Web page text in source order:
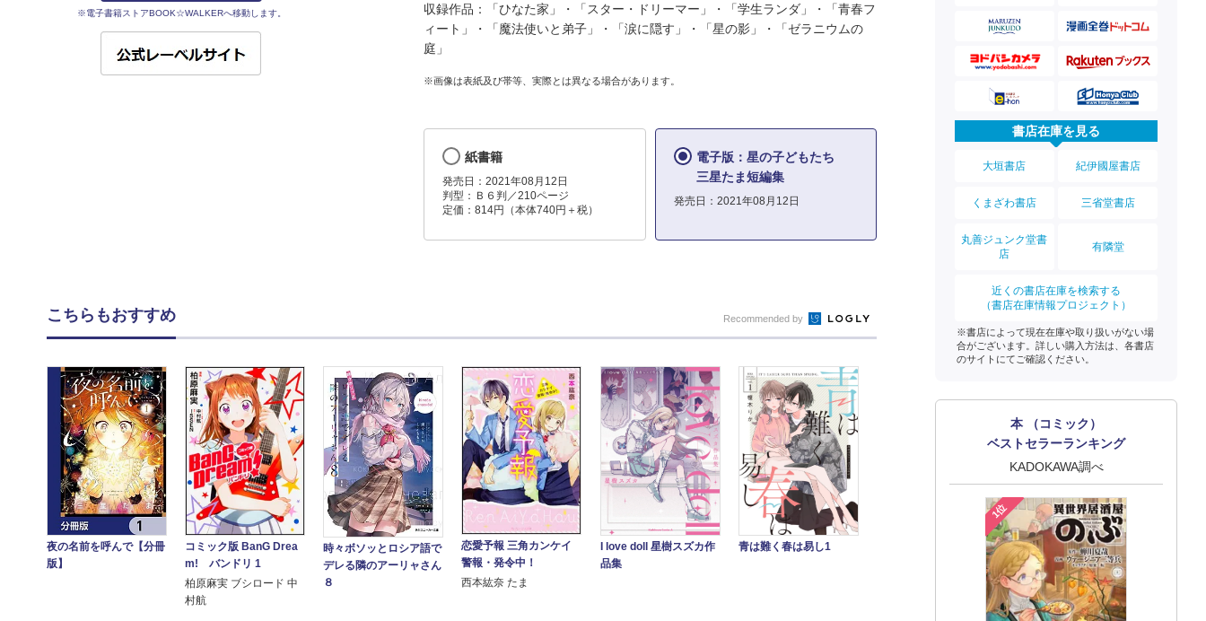
※電子書籍ストアBOOK☆WALKERへ移動します。
収録作品：「ひなた家」・「スター・ドリーマー」・「学生ランダ」・「青春フ
ィート」・「魔法使いと弟子」・「涙に隠す」・「星の影」・「ゼラニウムの
庭」
※画像は表紙及び帯等、実際とは異なる場合があります。
紙書籍
発売日：2021年08月12日
判型：Ｂ６判／210ページ
定価：814円（本体740円＋税）
電子版：星の子どもたち
三星たま短編集
発売日：2021年08月12日
書店在庫を見る
大垣書店 紀伊國屋書店
くまざわ書店 三省堂書店
丸善ジュンク堂書
店
有隣堂
近くの書店在庫を検索する
（書店在庫情報プロジェクト）
※書店によって現在在庫や取り扱いがない場
合がございます。詳しい購入方法は、各書店
のサイトにてご確認ください。
本 （コミック）
ベストセラーランキング
KADOKAWA調べ
1位
こちらもおすすめ Recommended by
夜の名前を呼んで【分冊
版】
コミック版 BanG Drea
m! バンドリ 1
柏原麻実 ブシロード 中
村航
時々ボソッとロシア語で
デレる隣のアーリャさん
８
恋愛予報 三角カンケイ
警報・発令中！
西本紘奈 たま
I love doll 星樹スズカ作
品集
青は難く春は易し1